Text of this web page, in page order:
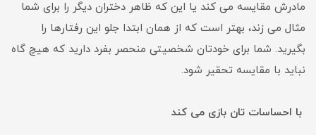
مادرش مقایسه می کند یا این که ظاهر دختران دیگر را برای شما
مثال می زند، بهتر است که از همان ابتدا جلو این رفتارها را
بگیرید. شما برای خودتان شخصیتی منحصر بفرد دارید که هیچ گاه
نباید با مقایسه تحقیر شود.
با احساسات تان بازی می کند